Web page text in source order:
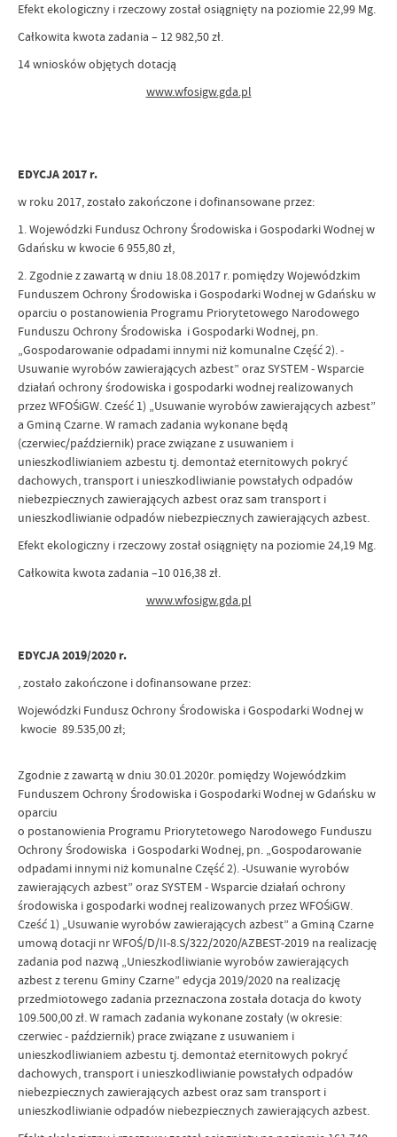
Efekt ekologiczny i rzeczowy został osiągnięty na poziomie 22,99 Mg.
Całkowita kwota zadania – 12 982,50 zł.
14 wniosków objętych dotacją
www.wfosigw.gda.pl
EDYCJA 2017 r.
w roku 2017, zostało zakończone i dofinansowane przez:
1. Wojewódzki Fundusz Ochrony Środowiska i Gospodarki Wodnej w
Gdańsku w kwocie 6 955,80 zł,
2. Zgodnie z zawartą w dniu 18.08.2017 r. pomiędzy Wojewódzkim
Funduszem Ochrony Środowiska i Gospodarki Wodnej w Gdańsku w
oparciu o postanowienia Programu Priorytetowego Narodowego
Funduszu Ochrony Środowiska i Gospodarki Wodnej, pn.
„Gospodarowanie odpadami innymi niż komunalne Część 2). -
Usuwanie wyrobów zawierających azbest” oraz SYSTEM - Wsparcie
działań ochrony środowiska i gospodarki wodnej realizowanych
przez WFOŚiGW. Cześć 1) „Usuwanie wyrobów zawierających azbest”
a Gminą Czarne. W ramach zadania wykonane będą
(czerwiec/październik) prace związane z usuwaniem i
unieszkodliwianiem azbestu tj. demontaż eternitowych pokryć
dachowych, transport i unieszkodliwianie powstałych odpadów
niebezpiecznych zawierających azbest oraz sam transport i
unieszkodliwianie odpadów niebezpiecznych zawierających azbest.
Efekt ekologiczny i rzeczowy został osiągnięty na poziomie 24,19 Mg.
Całkowita kwota zadania –10 016,38 zł.
www.wfosigw.gda.pl
EDYCJA 2019/2020 r.
, zostało zakończone i dofinansowane przez:
Wojewódzki Fundusz Ochrony Środowiska i Gospodarki Wodnej w
kwocie 89.535,00 zł;
Zgodnie z zawartą w dniu 30.01.2020r. pomiędzy Wojewódzkim
Funduszem Ochrony Środowiska i Gospodarki Wodnej w Gdańsku w
oparciu
o postanowienia Programu Priorytetowego Narodowego Funduszu
Ochrony Środowiska i Gospodarki Wodnej, pn. „Gospodarowanie
odpadami innymi niż komunalne Część 2). -Usuwanie wyrobów
zawierających azbest” oraz SYSTEM - Wsparcie działań ochrony
środowiska i gospodarki wodnej realizowanych przez WFOŚiGW.
Cześć 1) „Usuwanie wyrobów zawierających azbest” a Gminą Czarne
umową dotacji nr WFOŚ/D/II-8.S/322/2020/AZBEST-2019 na realizację
zadania pod nazwą „Unieszkodliwianie wyrobów zawierających
azbest z terenu Gminy Czarne” edycja 2019/2020 na realizację
przedmiotowego zadania przeznaczona została dotacja do kwoty
109.500,00 zł. W ramach zadania wykonane zostały (w okresie:
czerwiec - październik) prace związane z usuwaniem i
unieszkodliwianiem azbestu tj. demontaż eternitowych pokryć
dachowych, transport i unieszkodliwianie powstałych odpadów
niebezpiecznych zawierających azbest oraz sam transport i
unieszkodliwianie odpadów niebezpiecznych zawierających azbest.